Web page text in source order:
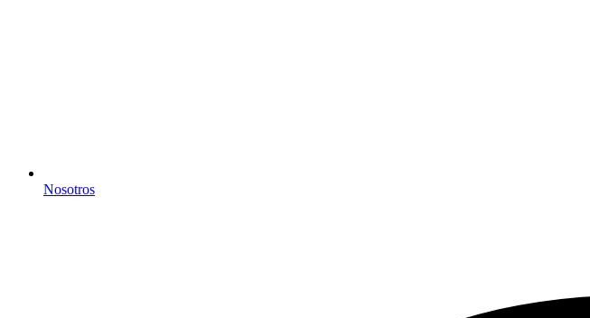
Nosotros